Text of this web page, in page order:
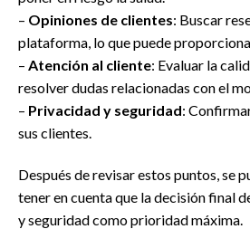
– Opiniones de clientes: Buscar
plataforma, lo que puede
– Atención al cliente: Evaluar la
resolver dudas relacionadas con el
– Privacidad y seguridad:
sus clientes.
Después de revisar estos puntos, se
tener en cuenta que la decisión final
y seguridad como prioridad máxima.